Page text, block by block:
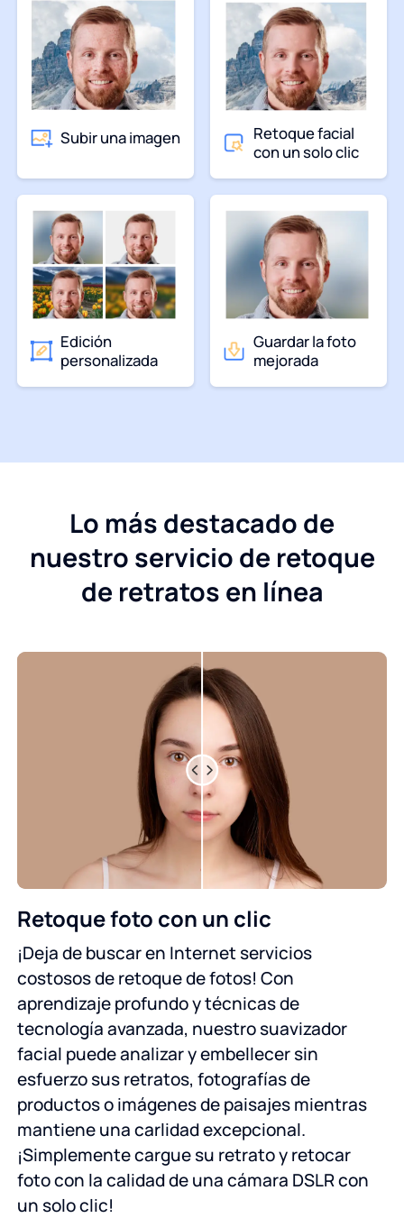
Subir una imagen
Retoque facial
con un solo clic
Edición
personalizada
Guardar la foto
mejorada
Lo más destacado de
nuestro servicio de retoque
de retratos en línea
Retoque foto con un clic
¡Deja de buscar en Internet servicios
costosos de retoque de fotos! Con
aprendizaje profundo y técnicas de
tecnología avanzada, nuestro suavizador
facial puede analizar y embellecer sin
esfuerzo sus retratos, fotografías de
productos o imágenes de paisajes mientras
mantiene una carlidad excepcional.
¡Simplemente cargue su retrato y retocar
foto con la calidad de una cámara DSLR con
un solo clic!